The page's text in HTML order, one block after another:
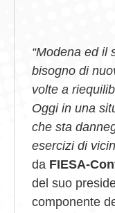
“Modena ed il
bisogno di
volte a
Oggi in una
che sta
esercizi di
da FIESA-
del suo
componente